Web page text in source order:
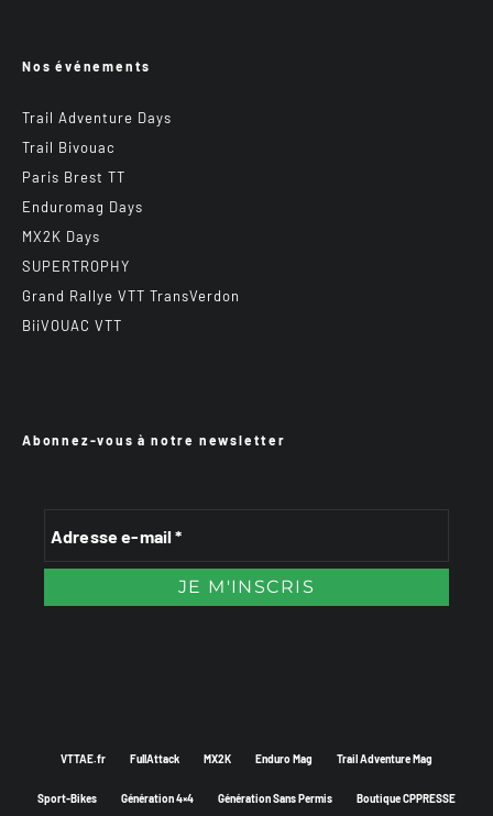
Nos événements
Trail Adventure Days
Trail Bivouac
Paris Brest TT
Enduromag Days
MX2K Days
SUPERTROPHY
Grand Rallye VTT TransVerdon
BiiVOUAC VTT
Abonnez-vous à notre newsletter
VTTAE.fr FullAttack MX2K Enduro Mag Trail Adventure Mag
Sport-Bikes Génération 4×4 Génération Sans Permis Boutique CPPRESSE